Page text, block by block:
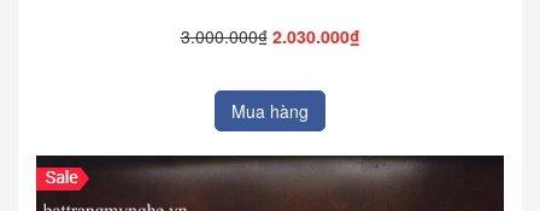
3.000.000₫ 2.030.000₫
Mua hàng